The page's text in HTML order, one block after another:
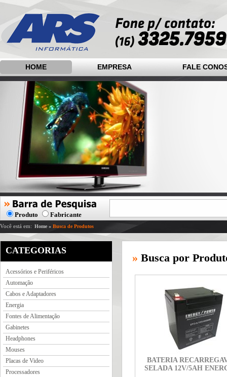
HOME EMPRESA FALE
Produto Fabricante
Você está em: Home » Busca de Produtos
CATEGORIAS
Acessórios e Periféricos
Automação
Cabos e Adaptadores
Energia
Fontes de Alimentação
Gabinetes
Headphones
Mouses
Placas de Video
Processadores
» Busca por
BATERIA
SELADA 12V/5AH